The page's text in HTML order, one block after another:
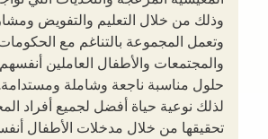
وذلك من خلال التعليم والتفويض
وتعمل المجموعة بالتناغم مع
والمجتمعات والأطفال العاملين
حلول مناسبة ناجعة وشاملة ومستدامة.
لذلك نوعية حياة أفضل لجميع أفراد
تحقيقها من خلال مدخلات الأطفال